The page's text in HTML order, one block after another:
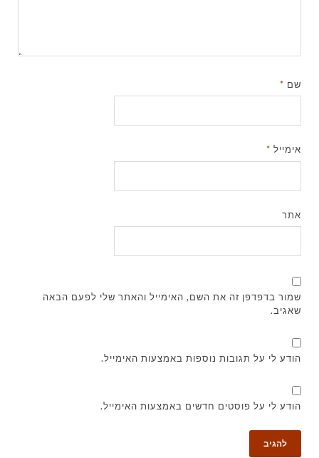
שם *
אימייל *
אתר
שמור בדפדפן זה את השם, האימייל והאתר שלי לפעם הבאה
שאגיב.
הודע לי על תגובות נוספות באמצעות האימייל.
הודע לי על פוסטים חדשים באמצעות האימייל.